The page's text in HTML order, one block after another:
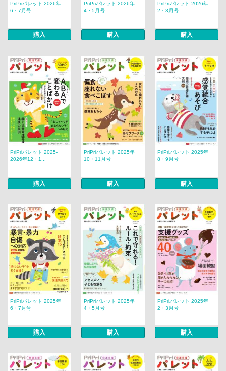
PriPriパレット 2026年
6・7月号
購入
PriPriパレット 2026年
4・5月号
購入
PriPriパレット 2026年
2・3月号
購入
PriPriパレット 2025-
2026年12・1...
購入
PriPriパレット 2025年
10・11月号
購入
PriPriパレット 2025年
8・9月号
購入
PriPriパレット 2025年
6・7月号
購入
PriPriパレット 2025年
4・5月号
購入
PriPriパレット 2025年
2・3月号
購入